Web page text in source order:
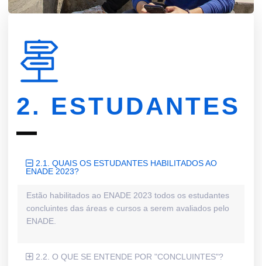
2. ESTUDANTES
2.1. QUAIS OS ESTUDANTES HABILITADOS AO
ENADE 2023?
Estão habilitados ao ENADE 2023 todos os estudantes
concluintes das áreas e cursos a serem avaliados pelo
ENADE.
2.2. O QUE SE ENTENDE POR "CONCLUINTES"?